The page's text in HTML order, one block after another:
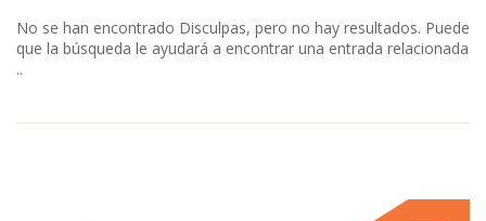
No se han encontrado Disculpas, pero no hay resultados. Puede
que la búsqueda le ayudará a encontrar una entrada relacionada
..